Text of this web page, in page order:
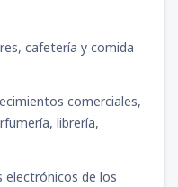
cafetería y comida
comerciales,
librería,
electrónicos de los